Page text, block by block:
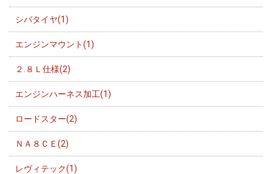
シバタイヤ(1)
エンジンマウント(1)
２.８Ｌ仕様(2)
エンジンハーネス加工(1)
ロードスター(2)
ＮＡ８ＣＥ(2)
レヴィテック(1)